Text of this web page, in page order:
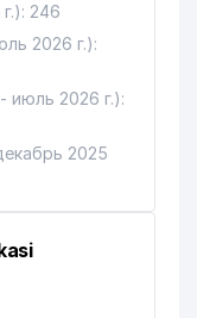
VA
550 м
554 м
246
2026 г.):
июль 2026 г.):
2025